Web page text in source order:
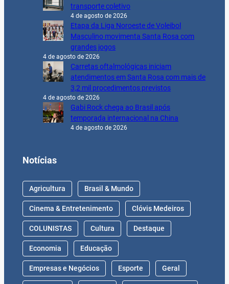
transporte coletivo
4 de agosto de 2026
Etapa da Liga Noroeste de Voleibol
Masculino movimenta Santa Rosa com
grandes jogos
4 de agosto de 2026
Carretas oftalmológicas iniciam
atendimentos em Santa Rosa com mais de
3,2 mil procedimentos previstos
4 de agosto de 2026
Gabi Rock chega ao Brasil após
temporada internacional na China
4 de agosto de 2026
Notícias
Agricultura Brasil & Mundo
Cinema & Entretenimento Clóvis Medeiros
COLUNISTAS Cultura Destaque
Economia Educação
Empresas e Negócios Esporte Geral